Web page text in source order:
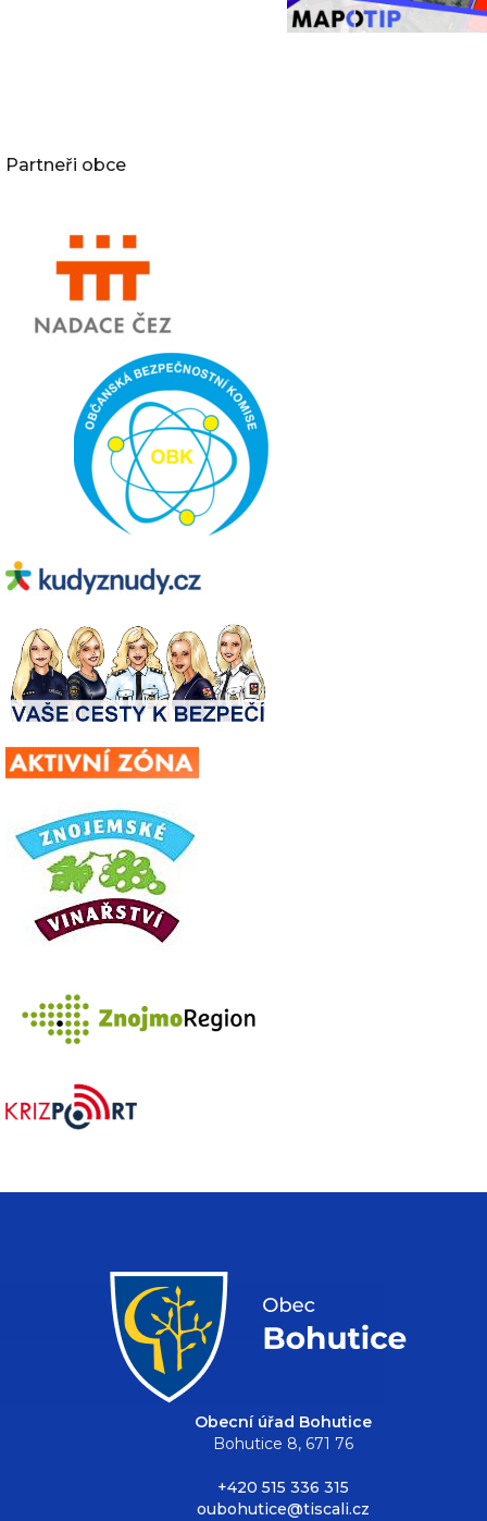
Partneři obce
Obecní úřad Bohutice
Bohutice 8, 671 76
+420 515 336 315
oubohutice@tiscali.cz